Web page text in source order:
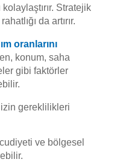
Stratejik
da artırır.
oranlarını
konum, saha
gibi faktörler
gereklilikleri
ve bölgesel